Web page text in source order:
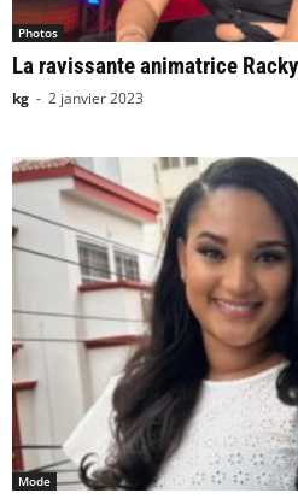
Photos
La ravissante animatrice
kg - 2 janvier 2023
Mode